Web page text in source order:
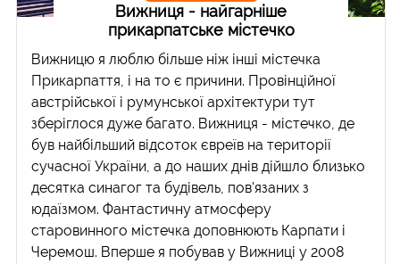
Вижниця - найгарніше
прикарпатське містечко
Вижницю я люблю більше ніж інші містечка
Прикарпаття, і на то є причини. Провінційної
австрійської і румунської архітектури тут
зберіглося дуже багато. Вижниця - містечко, де
був найбільший відсоток євреїв на території
сучасної України, а до наших днів дійшло близько
десятка синагог та будівель, пов'язаних з
юдаїзмом. Фантастичну атмосферу
старовинного містечка доповнюють Карпати і
Черемош. Вперше я побував у Вижниці у 2008